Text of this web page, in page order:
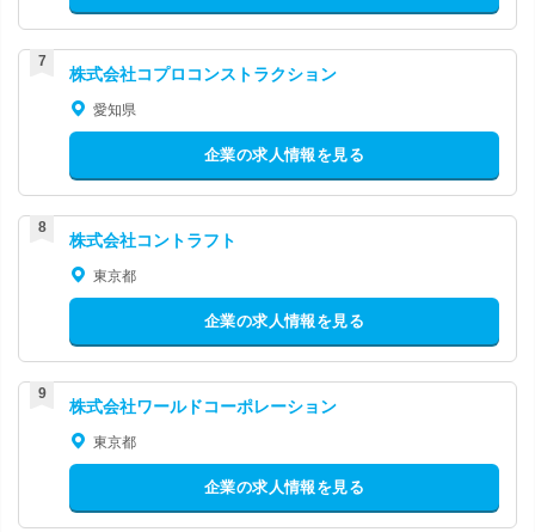
株式会社コプロコンストラクション
愛知県
企業の求人情報を見る
株式会社コントラフト
東京都
企業の求人情報を見る
株式会社ワールドコーポレーション
東京都
企業の求人情報を見る